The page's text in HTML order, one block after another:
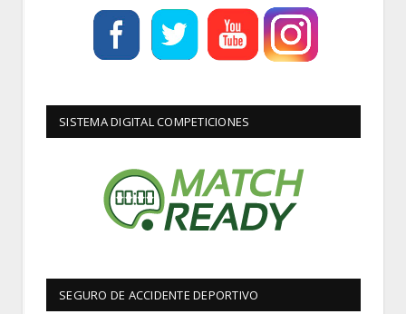
SISTEMA DIGITAL COMPETICIONES
SEGURO DE ACCIDENTE DEPORTIVO